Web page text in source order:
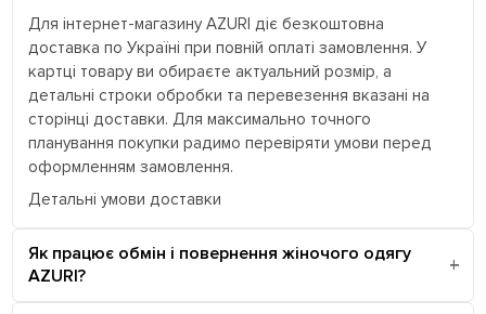
Для інтернет-магазину AZURI діє безкоштовна
доставка по Україні при повній оплаті замовлення. У
картці товару ви обираєте актуальний розмір, а
детальні строки обробки та перевезення вказані на
сторінці доставки. Для максимально точного
планування покупки радимо перевіряти умови перед
оформленням замовлення.
Детальні умови доставки
Як працює обмін і повернення жіночого одягу
AZURI?